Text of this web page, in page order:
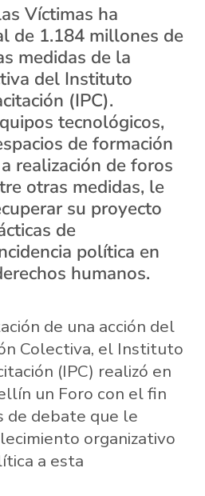
Víctimas ha
de 1.184 millones de
medidas de la
del Instituto
(IPC).
tecnológicos,
de formación
realización de foros
otras medidas, le
su proyecto
de
política en
humanos.
de una acción del
Colectiva, el Instituto
(IPC) realizó en
un Foro con el fin
de debate que le
organizativo
a esta